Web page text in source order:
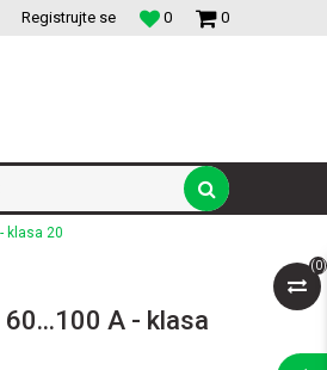
I UTICNICA 0
0
Registrujte se
(0)
klasa 20
A - klasa